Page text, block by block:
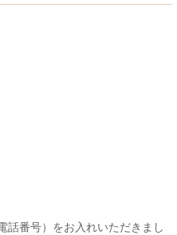
番号）をお入れいただきまし